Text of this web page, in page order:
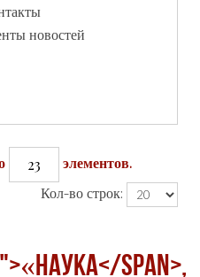
новостей
23
элементов.
Кол-во строк:
span>,